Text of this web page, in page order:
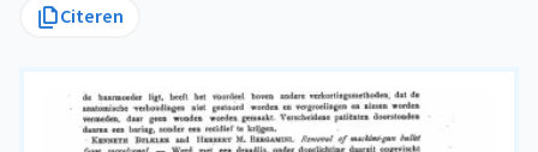
Citeren